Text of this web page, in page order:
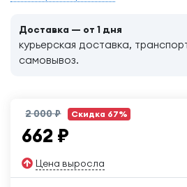
Доставка — от 1 дня
курьерская доставка,
самовывоз.
2 000 ₽ Скидка 67%
662 ₽
Цена выросла